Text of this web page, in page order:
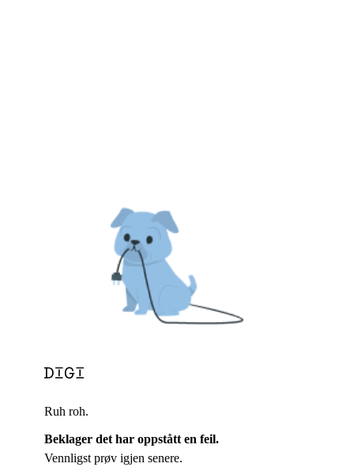
Ruh roh.
Beklager det har oppstått en feil.
Vennligst prøv igjen senere.